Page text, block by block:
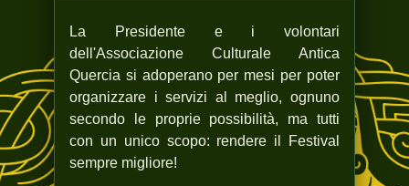
La Presidente e i volontari
dell'Associazione Culturale Antica
Quercia si adoperano per mesi per poter
organizzare i servizi al meglio, ognuno
secondo le proprie possibilità, ma tutti
con un unico scopo: rendere il Festival
sempre migliore!